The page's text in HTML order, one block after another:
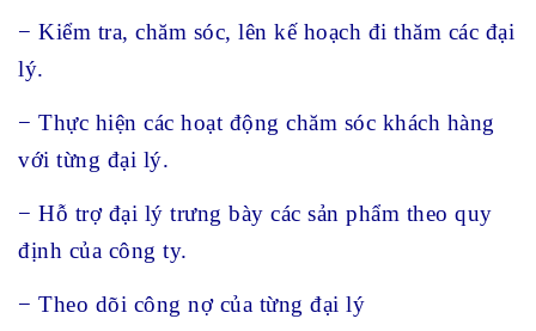
− Kiểm tra, chăm sóc, lên kế hoạch đi thăm các đại
lý.
− Thực hiện các hoạt động chăm sóc khách hàng
với từng đại lý.
− Hỗ trợ đại lý trưng bày các sản phẩm theo quy
định của công ty.
− Theo dõi công nợ của từng đại lý